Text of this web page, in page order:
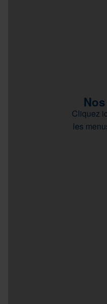
Cliquez
les